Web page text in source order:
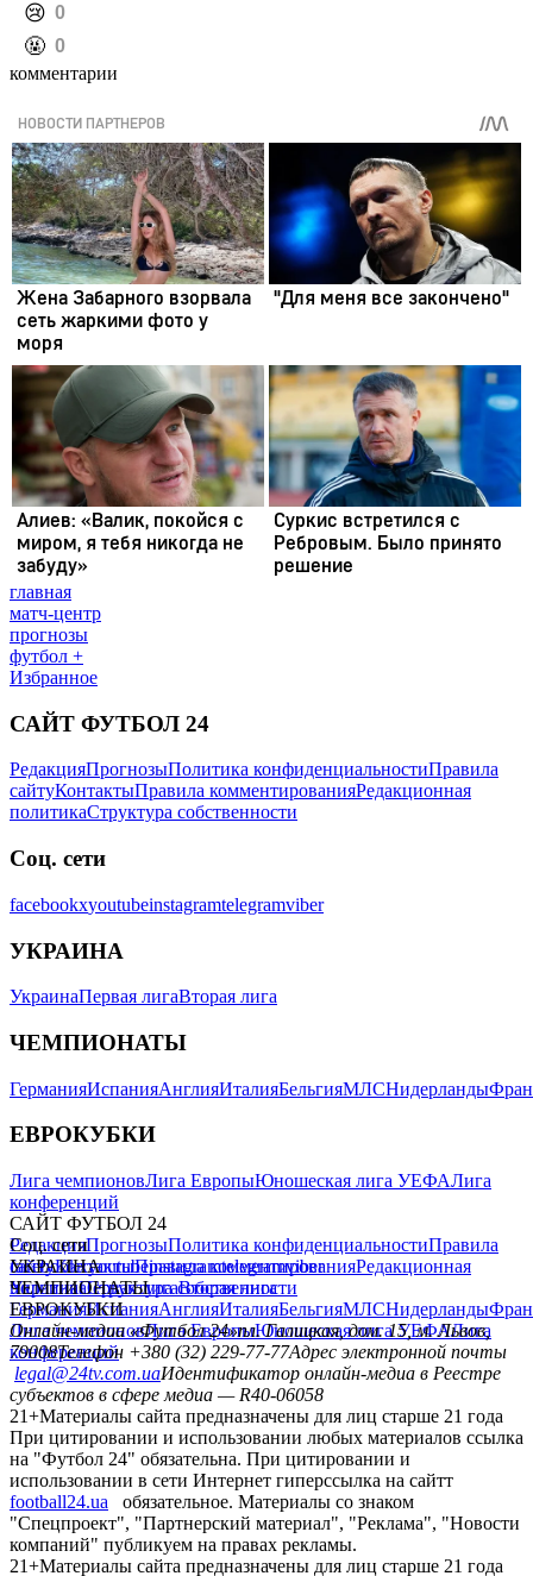
️😢 0
️🤬 0
комментарии
главная
матч-центр
прогнозы
футбол +
Избранное
САЙТ ФУТБОЛ 24
РедакцияПрогнозыПолитика конфиденциальностиПравила
сайтуКонтактыПравила комментированияРедакционная
политикаСтруктура собственности
Соц. сети
facebookxyoutubeinstagramtelegramviber
УКРАИНА
УкраинаПервая лигаВторая лига
ЧЕМПИОНАТЫ
ГерманияИспанияАнглияИталияБельгияМЛСНидерланды
ЕВРОКУБКИ
Лига чемпионовЛига ЕвропыЮношеская лига УЕФАЛига
конференций
САЙТ ФУТБОЛ 24
РедакцияПрогнозыПолитика конфиденциальностиПравила
сайтуКонтактыПравила комментированияРедакционная
политикаСтруктура собственности
Соц. сети
facebookxyoutubeinstagramtelegramviber
УКРАИНА
УкраинаПервая лигаВторая лига
ЧЕМПИОНАТЫ
ГерманияИспанияАнглияИталияБельгияМЛСНидерланды
ЕВРОКУБКИ
Лига чемпионовЛига ЕвропыЮношеская лига УЕФАЛига
конференций
Онлайн-медиа «Футбол 24»пл. Галицкая, дом. 15, м. Львов,
79008Телефон +380 (32) 229-77-77Адрес электронной почты
legal@24tv.com.uaИдентификатор онлайн-медиа в Реестре
субъектов в сфере медиа — R40-06058
21+Материалы сайта предназначены для лиц старше 21 года
При цитировании и использовании любых материалов ссылка
на "Футбол 24" обязательна. При цитировании и
использовании в сети Интернет гиперссылка на сайтт
football24.ua
обязательное. Материалы со знаком
"Спецпроект", "Партнерский материал", "Реклама", "Новости
компаний" публикуем на правах рекламы.
21+Материалы сайта предназначены для лиц старше 21 года